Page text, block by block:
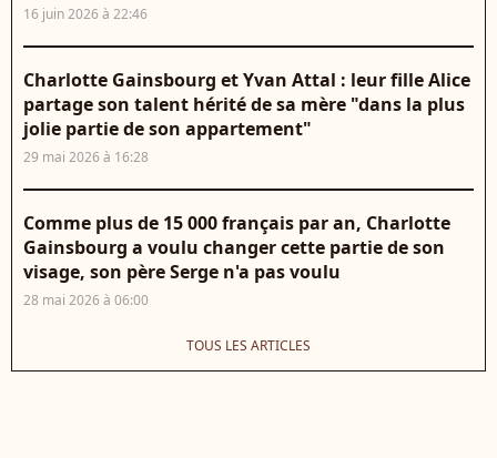
16 juin 2026 à 22:46
Charlotte Gainsbourg et Yvan Attal : leur fille Alice
partage son talent hérité de sa mère "dans la plus
jolie partie de son appartement"
29 mai 2026 à 16:28
Comme plus de 15 000 français par an, Charlotte
Gainsbourg a voulu changer cette partie de son
visage, son père Serge n'a pas voulu
28 mai 2026 à 06:00
TOUS LES ARTICLES